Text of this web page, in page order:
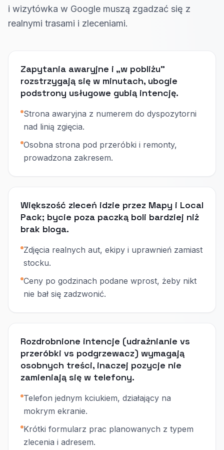
i wizytówka w Google muszą zgadzać się z
realnymi trasami i zleceniami.
Zapytania awaryjne i „w pobliżu”
rozstrzygają się w minutach, ubogie
podstrony usługowe gubią intencję.
Strona awaryjna z numerem do dyspozytorni
nad linią zgięcia.
Osobna strona pod przeróbki i remonty,
prowadzona zakresem.
Większość zleceń idzie przez Mapy i Local
Pack; bycie poza paczką boli bardziej niż
brak bloga.
Zdjęcia realnych aut, ekipy i uprawnień zamiast
stocku.
Ceny po godzinach podane wprost, żeby nikt
nie bał się zadzwonić.
Rozdrobnione intencje (udrażnianie vs
przeróbki vs podgrzewacz) wymagają
osobnych treści, inaczej pozycje nie
zamieniają się w telefony.
Telefon jednym kciukiem, działający na
mokrym ekranie.
Krótki formularz prac planowanych z typem
zlecenia i adresem.